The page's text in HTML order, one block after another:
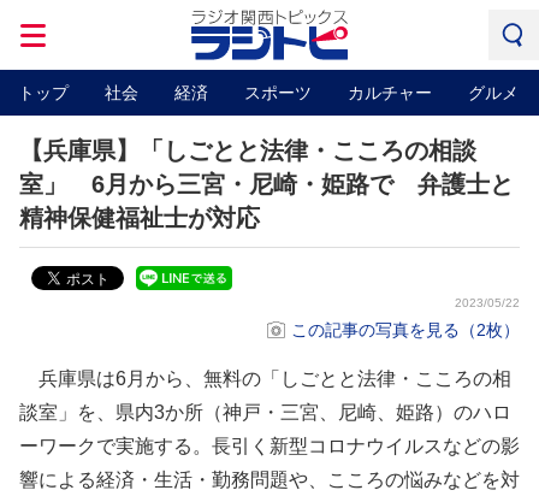
トップ 社会 経済 スポーツ カルチャー グルメ
【兵庫県】「しごとと法律・こころの相談
室」 6月から三宮・尼崎・姫路で 弁護士と
精神保健福祉士が対応
2023/05/22
この記事の写真を見る（2枚）
兵庫県は6月から、無料の「しごとと法律・こころの相
談室」を、県内3か所（神戸・三宮、尼崎、姫路）のハロ
ーワークで実施する。長引く新型コロナウイルスなどの影
響による経済・生活・勤務問題や、こころの悩みなどを対